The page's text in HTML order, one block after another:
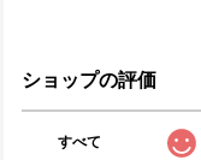
ショップの評価
すべて